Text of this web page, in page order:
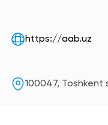
https://aab.uz
100047, Toshkent